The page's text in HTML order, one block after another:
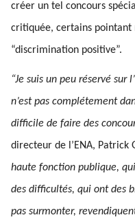
créer un tel concours
critiquée, certains
“discrimination positive”.
“Je suis un peu réservé sur
n’est pas complétement
difficile de faire des
directeur de l’ENA, Patrick
haute fonction publique,
des difficultés, qui ont des
pas surmonter,